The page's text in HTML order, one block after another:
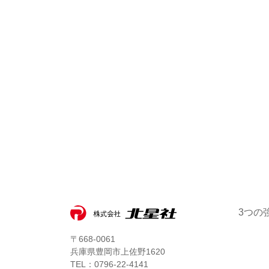
3つの
〒668-0061
兵庫県豊岡市上佐野1620
TEL：0796-22-4141